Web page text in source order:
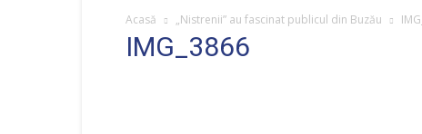
Acasă „Nistrenii” au fascinat publicul din Buzău
IMG_3866